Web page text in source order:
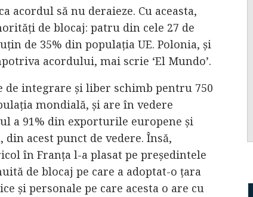
acordul să nu deraieze. Cu aceasta,
de blocaj: patru din cele 27 de
de 35% din populația UE. Polonia, și
acordului, mai scrie ‘El Mundo’.
de integrare și liber schimb pentru 750
mondială, și are în vedere
a 91% din exporturile europene și
acest punct de vedere. Însă,
în Franța l-a plasat pe președintele
de blocaj pe care a adoptat-o țara
și personale pe care acesta o are cu